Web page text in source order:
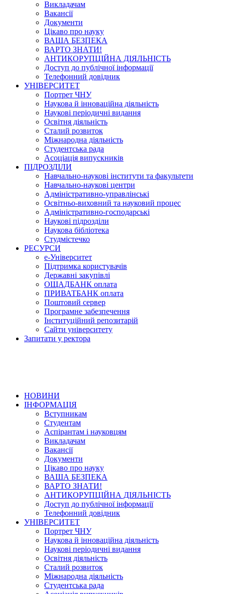
Викладачам
Вакансії
Документи
Цікаво про науку
ВАША БЕЗПЕКА
ВАРТО ЗНАТИ!
АНТИКОРУПЦІЙНА ДІЯЛЬНІСТЬ
Доступ до публічної інформації
Телефонний довідник
УНІВЕРСИТЕТ
Портрет ЧНУ
Наукова й інноваційна діяльність
Наукові періодичні видання
Освітня діяльність
Сталий розвиток
Міжнародна діяльність
Студентська рада
Асоціація випускників
ПІДРОЗДІЛИ
Навчально-наукові інститути та факультети
Навчально-наукові центри
Адміністративно-управлінські
Освітньо-виховний та науковий процес
Адміністративно-господарські
Наукові підрозділи
Наукова бібліотека
Студмістечко
РЕСУРСИ
е-Університет
Підтримка користувачів
Державні закупівлі
ОЩАДБАНК оплата
ПРИВАТБАНК оплата
Поштовий сервер
Програмне забезпечення
Інституційний репозитарій
Сайти університету
Запитати у ректора
НОВИНИ
ІНФОРМАЦІЯ
Вступникам
Студентам
Аспірантам і науковцям
Викладачам
Вакансії
Документи
Цікаво про науку
ВАША БЕЗПЕКА
ВАРТО ЗНАТИ!
АНТИКОРУПЦІЙНА ДІЯЛЬНІСТЬ
Доступ до публічної інформації
Телефонний довідник
УНІВЕРСИТЕТ
Портрет ЧНУ
Наукова й інноваційна діяльність
Наукові періодичні видання
Освітня діяльність
Сталий розвиток
Міжнародна діяльність
Студентська рада